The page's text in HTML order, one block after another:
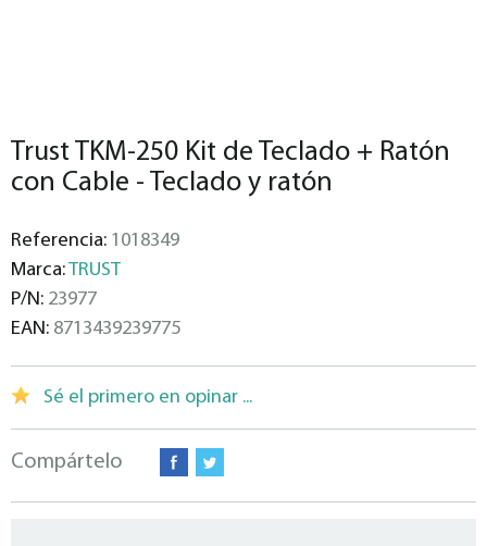
Trust TKM-250 Kit de Teclado + Ratón
con Cable - Teclado y ratón
Referencia: 1018349
Marca:TRUST
P/N: 23977
EAN: 8713439239775
Sé el primero en opinar ...
Compártelo